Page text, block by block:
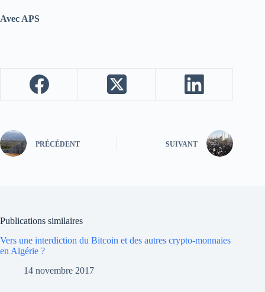
Avec APS
PRÉCÉDENT SUIVANT
Publications similaires
Vers une interdiction du Bitcoin et des autres crypto-monnaies
en Algérie ?
14 novembre 2017